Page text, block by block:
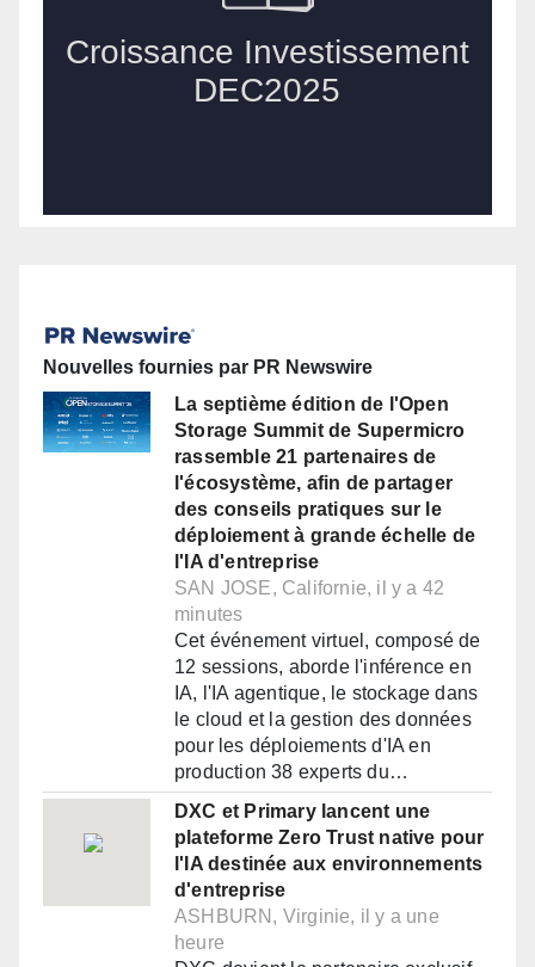
Nouvelles fournies par PR Newswire
La septième édition de l'Open
Storage Summit de Supermicro
rassemble 21 partenaires de
l'écosystème, afin de partager
des conseils pratiques sur le
déploiement à grande échelle de
l'IA d'entreprise
SAN JOSE, Californie, il y a 42
minutes
Cet événement virtuel, composé de
12 sessions, aborde l'inférence en
IA, l'IA agentique, le stockage dans
le cloud et la gestion des données
pour les déploiements d'IA en
production 38 experts du…
DXC et Primary lancent une
plateforme Zero Trust native pour
l'IA destinée aux environnements
d'entreprise
ASHBURN, Virginie, il y a une
heure